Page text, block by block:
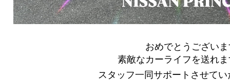
おめでとうござい
素敵なカーライフを送れ
スタッフ一同サポートさせて